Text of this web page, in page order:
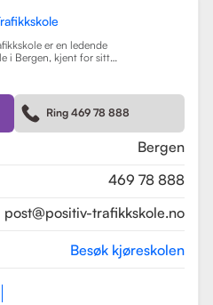
er en ledende
i Bergen, kjent for sitt
for både bil,
moped, og har
kurs som trafikalt
og mørkekjøring. Les mer
Ring 469 78 888
Bergen
469 78 888
post@positiv-trafikkskole.no
Besøk kjøreskolen